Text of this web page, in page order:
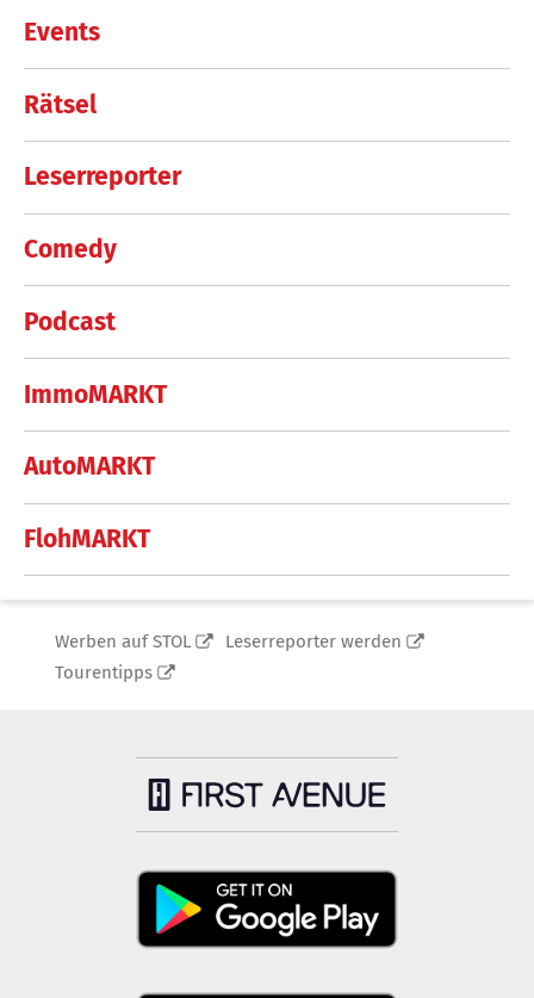
Events
Rätsel
Leserreporter
Comedy
Podcast
ImmoMARKT
AutoMARKT
FlohMARKT
Werben auf STOL
Leserreporter werden
Tourentipps